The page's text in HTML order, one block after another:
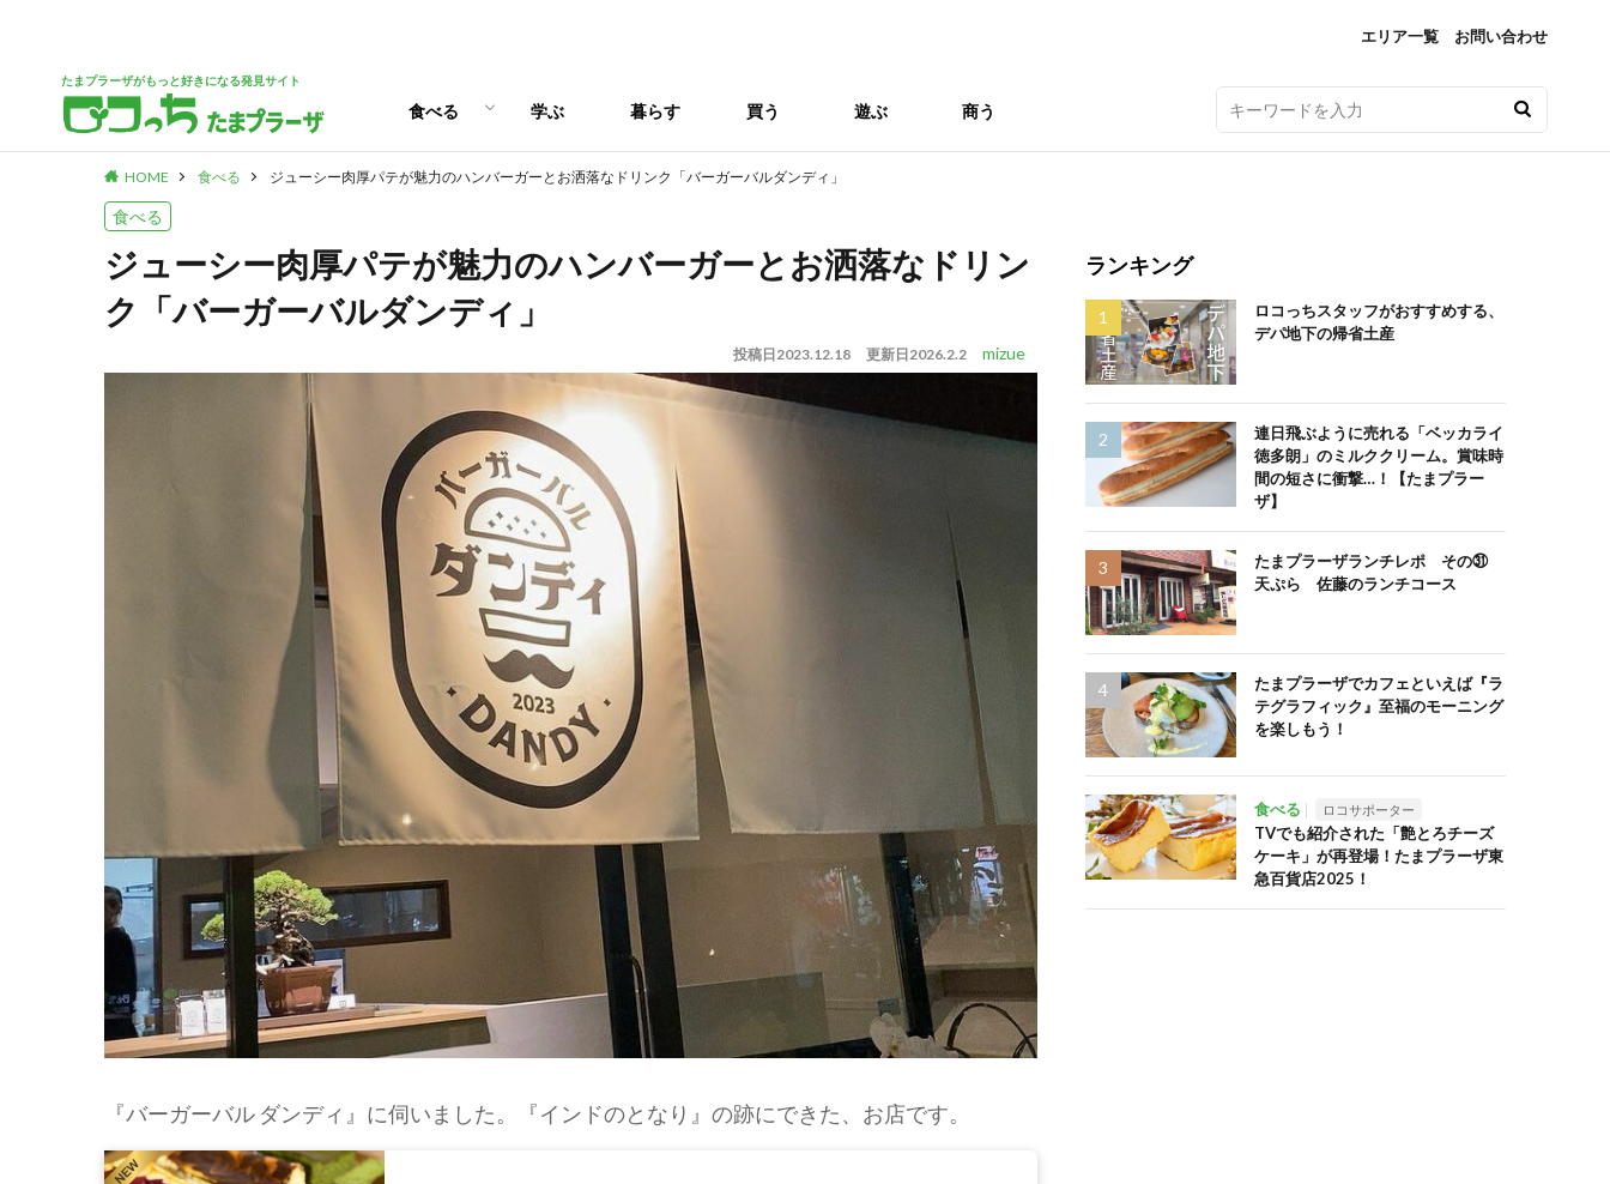
エリア一覧 お問い合わせ
たまプラーザがもっと好きになる発見サイト
食べる
パン
スイーツ
ランチ
カフェ
学ぶ 暮らす 買う 遊ぶ 商う
HOME 食べる ジューシー肉厚パテが魅力のハンバーガーとお洒落なドリンク「バーガーバルダンディ」
食べる
ジューシー肉厚パテが魅力のハンバーガーとお洒落なドリン
ク「バーガーバルダンディ」
投稿日2023.12.18 更新日2026.2.2 mizue
『バーガーバル ダンディ』に伺いました。『インドのとなり』の跡にできた、お店です。
ランキング
ロコっちスタッフがおすすめする、
デパ地下の帰省土産
連日飛ぶように売れる「ベッカライ
徳多朗」のミルククリーム。賞味時
間の短さに衝撃…！【たまプラー
ザ】
たまプラーザランチレポ その㉛
天ぷら 佐藤のランチコース
たまプラーザでカフェといえば『ラ
テグラフィック』至福のモーニング
を楽しもう！
食べる ロコサポーター
TVでも紹介された「艶とろチーズ
ケーキ」が再登場！たまプラーザ東
急百貨店2025！